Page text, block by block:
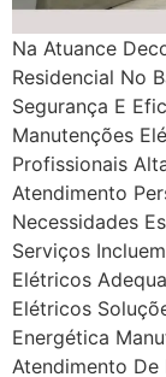
Na Atuance
Residencial No
Segurança E
Manutenções
Profissionais
Atendimento
Necessidades
Serviços
Elétricos
Elétricos
Energética
Atendimento